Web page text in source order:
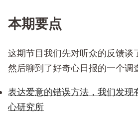
本期要点
这期节目我们先对听众的反馈谈
然后聊到了好奇心日报的一个调
表达爱意的错误方法，我们发现
心研究所